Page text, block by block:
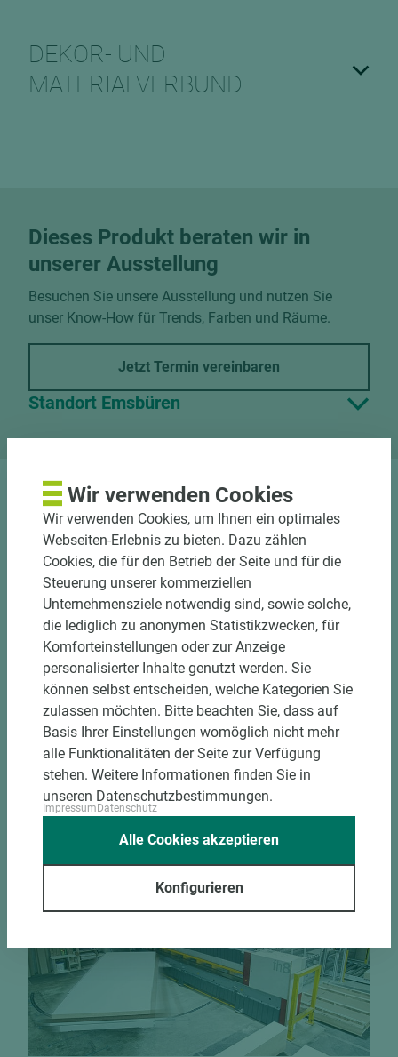
DEKOR- UND
MATERIALVERBUND
Dieses Produkt beraten wir in
unserer Ausstellung
Besuchen Sie unsere Ausstellung und nutzen Sie
unser Know-How für Trends, Farben und Räume.
Jetzt Termin vereinbaren
Standort Emsbüren
DOWNLOADS
Nutzen Sie unseren
Zuschnittservice
Bekantungsfähiger Fixmaßzuschnitt maßhaltig
und winkelgenau
Hohe und präzise Leistung durch
halbautomatische Beschickung
Einzelteiletikettierung auf Wunsch möglich
Materialschonende und kundengerechte
Verpackung der Fixmaße
Wir verwenden Cookies
Wir verwenden Cookies, um Ihnen ein optimales
Webseiten-Erlebnis zu bieten. Dazu zählen
Cookies, die für den Betrieb der Seite und für die
Steuerung unserer kommerziellen
Unternehmensziele notwendig sind, sowie solche,
die lediglich zu anonymen Statistikzwecken, für
Komforteinstellungen oder zur Anzeige
personalisierter Inhalte genutzt werden. Sie
können selbst entscheiden, welche Kategorien Sie
zulassen möchten. Bitte beachten Sie, dass auf
Basis Ihrer Einstellungen womöglich nicht mehr
alle Funktionalitäten der Seite zur Verfügung
stehen. Weitere Informationen finden Sie in
unseren Datenschutzbestimmungen.
ImpressumDatenschutz
Konfigurieren
Alle Cookies akzeptieren